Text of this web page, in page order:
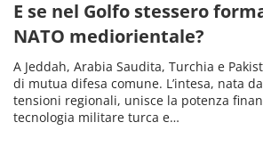
E se nel Golfo stessero
NATO mediorientale?
A Jeddah, Arabia Saudita, Turchia e
di mutua difesa comune. L’intesa, nata
tensioni regionali, unisce la potenza
tecnologia militare turca e…